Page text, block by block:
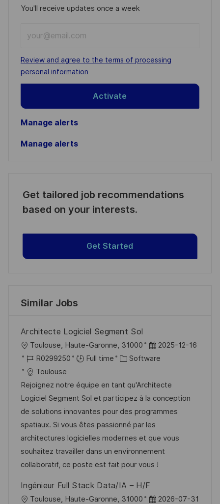
You'll receive updates once a week
Email
address
(Required)
Required
Review and agree to the terms of processing
personal information
Activate
Manage alerts
Manage alerts
Get tailored job recommendations
based on your interests.
Get Started
Similar Jobs
Architecte Logiciel Segment Sol
L
o
c
a
t
i
o
n
Toulouse, Haute-Garonne, 31000
P
o
t
e
d
D
a
t
e
2025-12-16
J
o
b
I
d
R0299250 Full time
C
t
e
g
o
r
y
Software
Toulouse
Rejoignez notre équipe en tant qu'Architecte
Logiciel Segment Sol et participez à la conception
de solutions innovantes pour des programmes
spatiaux. Si vous êtes passionné par les
architectures logicielles modernes et que vous
souhaitez travailler dans un environnement
collaboratif, ce poste est fait pour vous !
Ingénieur Full Stack Data/IA – H/F
L
Toulouse, Haute-Garonne, 31000
P 2026-07-31